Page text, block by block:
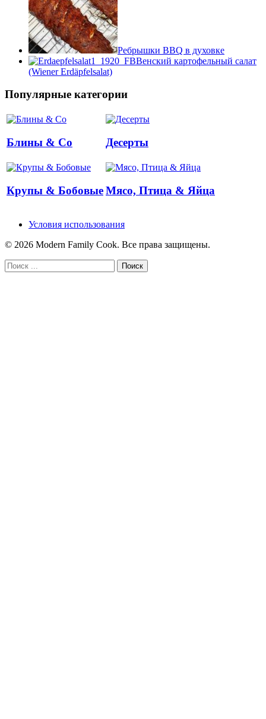
Ребрышки BBQ в духовке
Венский картофельный салат
(Wiener Erdäpfelsalat)
Популярные категории
Блины & Co Десерты
Крупы & БобовыеМясо, Птица & Яйца
Условия использования
© 2026 Modern Family Cook. Все права защищены.